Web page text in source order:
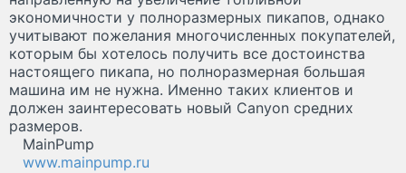
экономичности у полноразмерных пикапов, однако
учитывают пожелания многочисленных покупателей,
которым бы хотелось получить все достоинства
настоящего пикапа, но полноразмерная большая
машина им не нужна. Именно таких клиентов и
должен заинтересовать новый Canyon средних
размеров.
MainPump
www.mainpump.ru